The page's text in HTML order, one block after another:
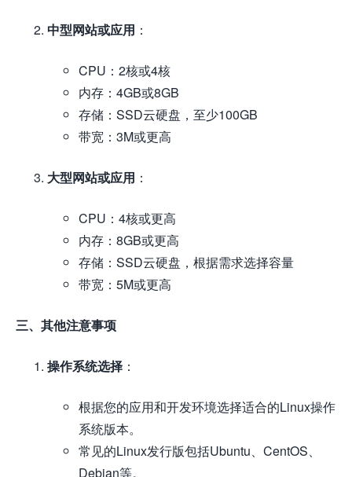
中型网站或应用 ：
CPU：2核或4核
内存：4GB或8GB
存储：SSD云硬盘，至少100GB
带宽：3M或更高
大型网站或应用 ：
CPU：4核或更高
内存：8GB或更高
存储：SSD云硬盘，根据需求选择容量
带宽：5M或更高
三、其他注意事项
操作系统选择 ：
根据您的应用和开发环境选择适合的Linux操作
系统版本。
常见的Linux发行版包括Ubuntu、CentOS、
Debian等。